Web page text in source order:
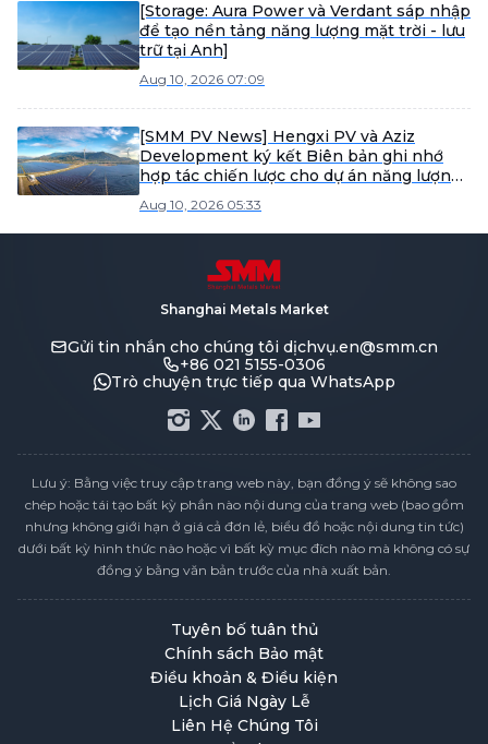
[Storage: Aura Power và Verdant sáp nhập
để tạo nền tảng năng lượng mặt trời - lưu
trữ tại Anh]
Aug 10, 2026 07:09
[SMM PV News] Hengxi PV và Aziz
Development ký kết Biên bản ghi nhớ
hợp tác chiến lược cho dự án năng lượng
Aug 10, 2026 05:33
Shanghai Metals Market
Gửi tin nhắn cho chúng tôi dịchvụ.en@smm.cn
+86 021 5155-0306
Trò chuyện trực tiếp qua WhatsApp
Lưu ý: Bằng việc truy cập trang web này, bạn đồng ý sẽ không sao
chép hoặc tái tạo bất kỳ phần nào nội dung của trang web (bao gồm
nhưng không giới hạn ở giá cả đơn lẻ, biểu đồ hoặc nội dung tin tức)
dưới bất kỳ hình thức nào hoặc vì bất kỳ mục đích nào mà không có sự
đồng ý bằng văn bản trước của nhà xuất bản.
Tuyên bố tuân thủ
Chính sách Bảo mật
Điều khoản & Điều kiện
Lịch Giá Ngày Lễ
Liên Hệ Chúng Tôi